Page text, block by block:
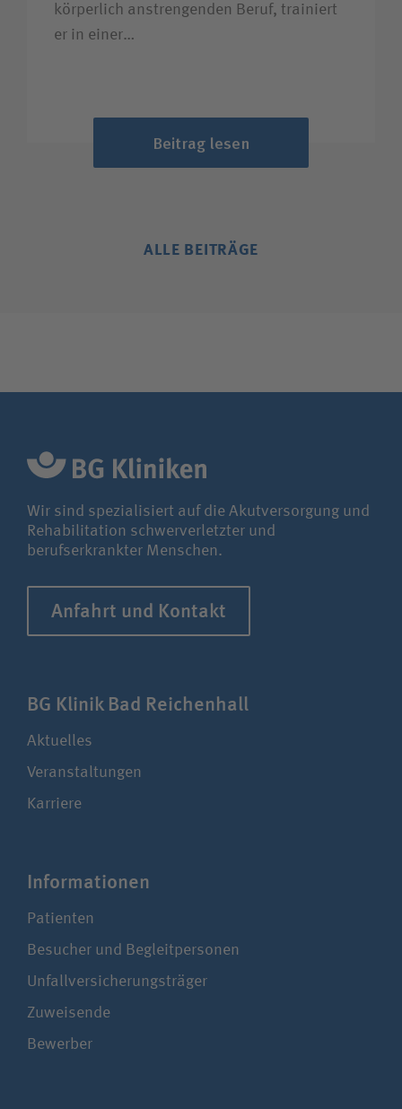
körperlich anstrengenden Beruf, trainiert
er in einer…
Beitrag lesen
ALLE BEITRÄGE
Wir sind spezialisiert auf die Akutversorgung und
Rehabilitation schwerverletzter und
berufserkrankter Menschen.
Anfahrt und Kontakt
BG Klinik Bad Reichenhall
Aktuelles
Veranstaltungen
Karriere
Infor­ma­ti­onen
Patienten
Besucher und Begleitpersonen
Unfallversicherungsträger
Zuweisende
Bewerber